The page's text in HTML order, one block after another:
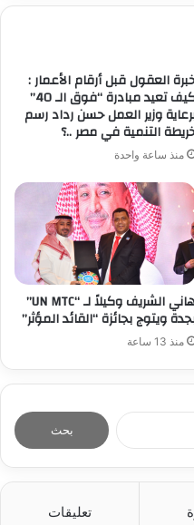
العقول قبل أرقام الأعمار :
كيف تعيد مبادرة “فوق الـ 40”
وزير العمل حسن رداد رسم
التنمية في مصر ..؟
منذ ساعة واحدة
هاني الشريف وكيلاً لـ “UN MTC”
ويتوج بجائزة “القائد المؤثر”
منذ 13 ساعة
تعليقات